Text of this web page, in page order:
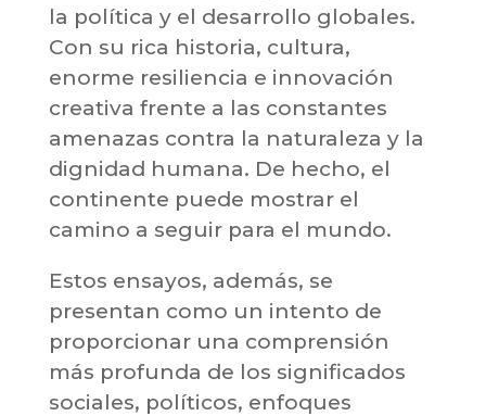
la política y el desarrollo globales.
Con su rica historia, cultura,
enorme resiliencia e innovación
creativa frente a las constantes
amenazas contra la naturaleza y la
dignidad humana. De hecho, el
continente puede mostrar el
camino a seguir para el mundo.
Estos ensayos, además, se
presentan como un intento de
proporcionar una comprensión
más profunda de los significados
sociales, políticos, enfoques